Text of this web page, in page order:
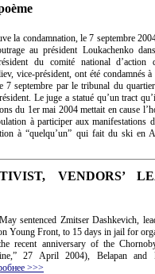
la condamnation, le 7 septembre
au président Loukachenko
du comité national d’action
vice-président, ont été condamnés à
7 septembre par le tribunal du
Le juge a statué qu’un tract
du 1er mai 2004 mettait en cause
à participer aux manifestations
à “quelqu’un” qui fait du ski en
VENDORS’
sentenced Zmitser Dashkevich,
Young Front, to 15 days in jail for
recent anniversary of the
27 April 2004), Belapan and
>>>